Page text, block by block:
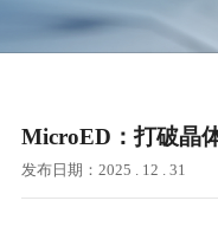
MicroED：打破晶
发布日期：2025 . 12 . 31